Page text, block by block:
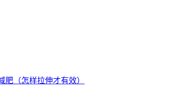
肥（怎样拉伸才有效）